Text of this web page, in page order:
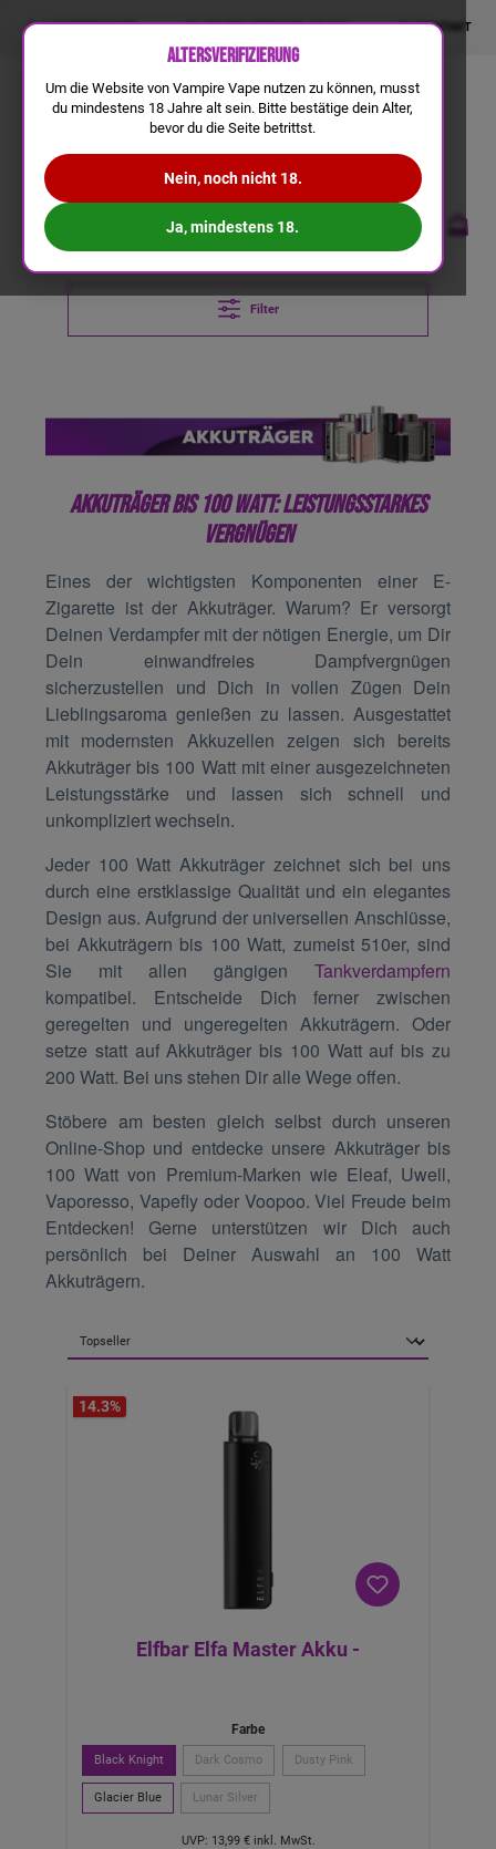
LIQUIDRECHNER GRATIS VERSAND AB 50€ KONTAKT
Filter
AKKUTRÄGER BIS 100 WATT: LEISTUNGSSTARKES
VERGNÜGEN
Eines der wichtigsten Komponenten einer E-
Zigarette ist der Akkuträger. Warum? Er versorgt
Deinen Verdampfer mit der nötigen Energie, um Dir
Dein einwandfreies Dampfvergnügen
sicherzustellen und Dich in vollen Zügen Dein
Lieblingsaroma genießen zu lassen. Ausgestattet
mit modernsten Akkuzellen zeigen sich bereits
Akkuträger bis 100 Watt mit einer ausgezeichneten
Leistungsstärke und lassen sich schnell und
unkompliziert wechseln.
Jeder 100 Watt Akkuträger zeichnet sich bei uns
durch eine erstklassige Qualität und ein elegantes
Design aus. Aufgrund der universellen Anschlüsse,
bei Akkuträgern bis 100 Watt, zumeist 510er, sind
Sie mit allen gängigen Tankverdampfern
kompatibel. Entscheide Dich ferner zwischen
geregelten und ungeregelten Akkuträgern. Oder
setze statt auf Akkuträger bis 100 Watt auf bis zu
200 Watt. Bei uns stehen Dir alle Wege offen.
Stöbere am besten gleich selbst durch unseren
Online-Shop und entdecke unsere Akkuträger bis
100 Watt von Premium-Marken wie Eleaf, Uwell,
Vaporesso, Vapefly oder Voopoo. Viel Freude beim
Entdecken! Gerne unterstützen wir Dich auch
persönlich bei Deiner Auswahl an 100 Watt
Akkuträgern.
14.3%
Elfbar Elfa Master Akku -
Farbe
Black Knight Dark Cosmo Dusty Pink
Glacier Blue Lunar Silver
UVP: 13,99 € inkl. MwSt.
Altersverifizierung
Um die Website von Vampire Vape nutzen zu können, musst
du mindestens 18 Jahre alt sein. Bitte bestätige dein Alter,
bevor du die Seite betrittst.
Nein, noch nicht 18.
Ja, mindestens 18.